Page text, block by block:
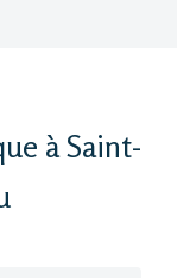
à Saint-